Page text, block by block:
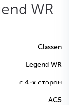
WR
Classen
Legend WR
с 4-х сторон
AC5